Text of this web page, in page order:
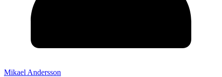
Mikael Andersson